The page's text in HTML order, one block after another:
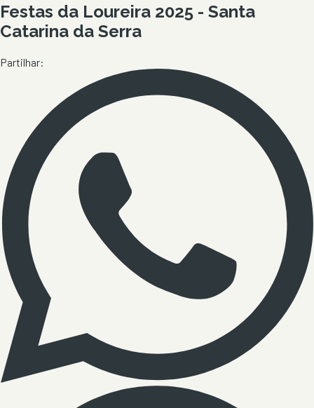
Festas da Loureira 2025 - Santa
Catarina da Serra
Partilhar: